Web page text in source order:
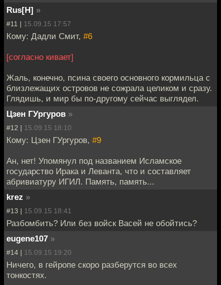
Rus[H] »
#11 | 15.09.15 17:57
Кому: Дадли Смит, #6
[согласно кивает]
Жаль, конечно, псина своего основного кормильца с
близлежащих островов не сожрала целиком и сразу.
Глядишь, и мир бы по-другому сейчас выглядел.
Цзен ГУргуров »
#12 | 15.09.15 18:10
Кому: Цзен ГУргуров, #9
Ан, нет! Упомянул под названием Исламское
государство Ирака и Леванта, что и составляет
абривиатуру ИГИЛ. Память, память...
krez »
#13 | 15.09.15 18:41
Разбомбить? Или без войск Васей не обойтись?
eugene107 »
#14 | 15.09.15 19:20
Ничего, в гейропе скоро разберутся во всех
тонкостях.